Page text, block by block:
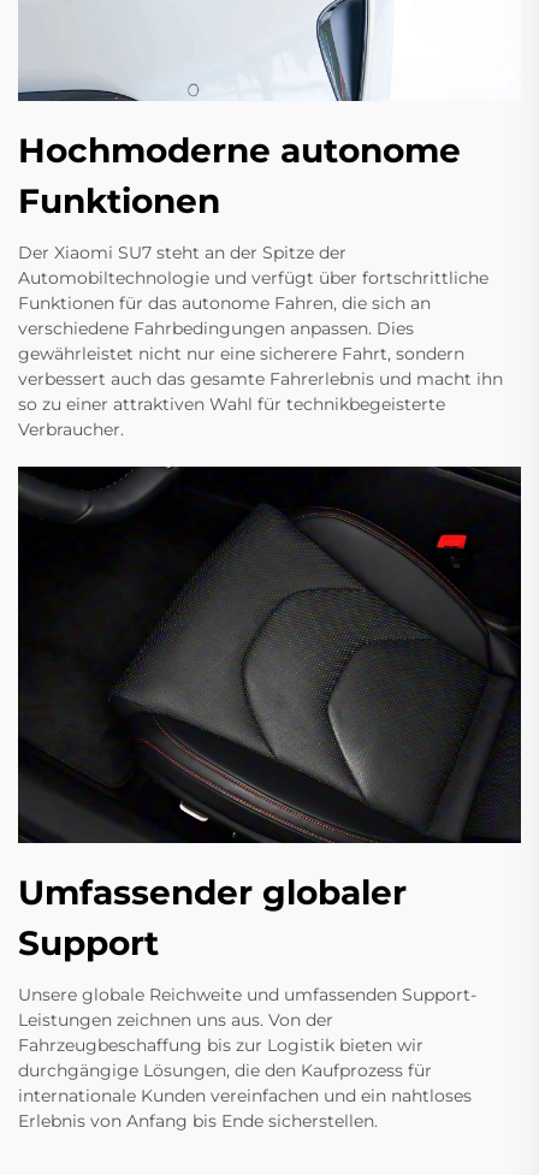
Hochmoderne autonome
Funktionen
Der Xiaomi SU7 steht an der Spitze der
Automobiltechnologie und verfügt über fortschrittliche
Funktionen für das autonome Fahren, die sich an
verschiedene Fahrbedingungen anpassen. Dies
gewährleistet nicht nur eine sicherere Fahrt, sondern
verbessert auch das gesamte Fahrerlebnis und macht ihn
so zu einer attraktiven Wahl für technikbegeisterte
Verbraucher.
Umfassender globaler
Support
Unsere globale Reichweite und umfassenden Support-
Leistungen zeichnen uns aus. Von der
Fahrzeugbeschaffung bis zur Logistik bieten wir
durchgängige Lösungen, die den Kaufprozess für
internationale Kunden vereinfachen und ein nahtloses
Erlebnis von Anfang bis Ende sicherstellen.